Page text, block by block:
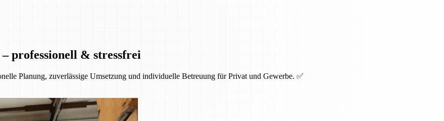
professionell & stressfrei
Planung, zuverlässige Umsetzung und individuelle Betreuung für Privat und Gewerbe. ✅